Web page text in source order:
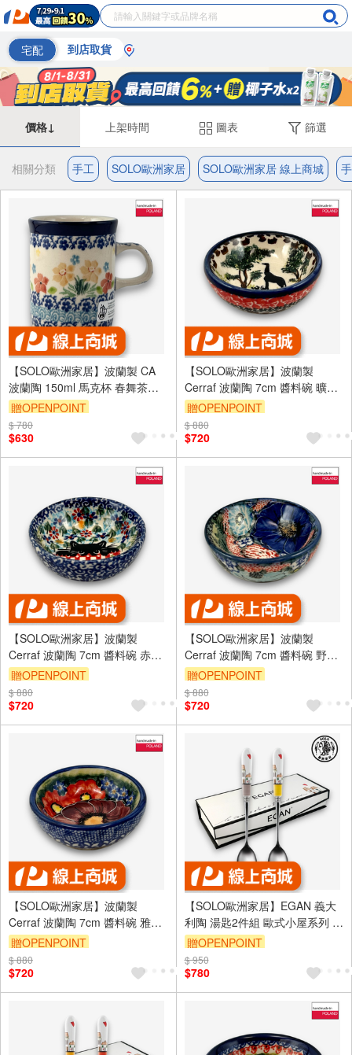
宅配 到店取貨
價格↓ 上架時間 圖表 篩選
相關分類 手工 SOLO歐洲家居 SOLO歐洲家居 線上商城
【SOLO歐洲家居】波蘭製 CA
波蘭陶 150ml 馬克杯 春舞茶語
系列
贈OPENPOINT
$ 780
$630
【SOLO歐洲家居】波蘭製
Cerraf 波蘭陶 7cm 醬料碗 曠野
長歌系列
贈OPENPOINT
$ 880
$720
【SOLO歐洲家居】波蘭製
Cerraf 波蘭陶 7cm 醬料碗 赤霞
花語系列
贈OPENPOINT
$ 880
$720
【SOLO歐洲家居】波蘭製
Cerraf 波蘭陶 7cm 醬料碗 野花
之歌系列
贈OPENPOINT
$ 880
$720
【SOLO歐洲家居】波蘭製
Cerraf 波蘭陶 7cm 醬料碗 雅紅
之宴系列
贈OPENPOINT
$ 880
$720
【SOLO歐洲家居】EGAN 義大
利陶 湯匙2件組 歐式小屋系列 黃
色
贈OPENPOINT
$ 950
$780